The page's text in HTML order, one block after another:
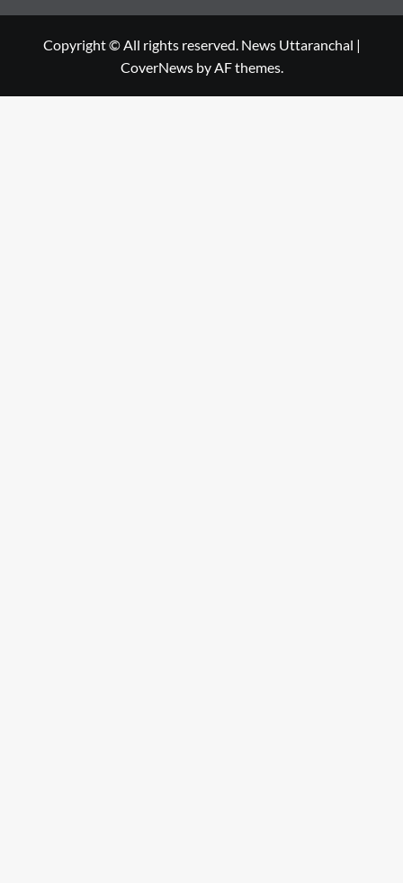
Copyright © All rights reserved. News Uttaranchal |
CoverNewsby AF themes.